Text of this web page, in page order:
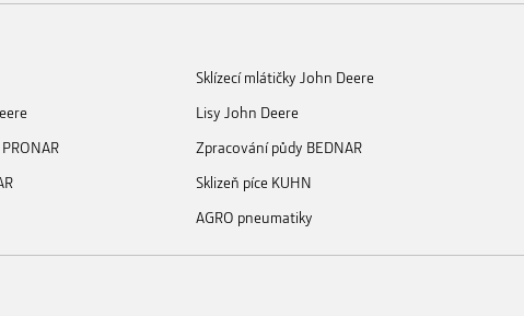
Sklízecí mlátičky John Deere
Lisy John Deere
Zpracování půdy BEDNAR
Sklizeň píce KUHN
AGRO pneumatiky